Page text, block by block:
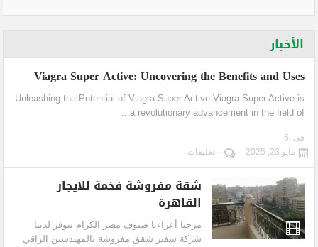
الأخبار
Viagra Super Active: Uncovering the Benefits and Uses
Unleashing the Potential of Viagra Super Active Viagra Super Active is
a revolutionary advancement in the field of...
فى :6
مايو 23, 2025
٠ تعليقات
شقة مفروشة فخمة للايجار
القاهرة
مرحبا أعزاءنا ضيوف مصر الكرام يتوفر لدينا
شركة سفير شقق مفروشة بالمهندسين الراقي